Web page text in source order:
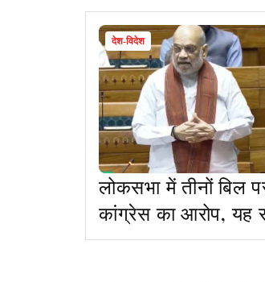
देश-विदेश
लोकसभा में तीनों बिल
कांग्रेस का आरोप, यह
हाइजैक करने की